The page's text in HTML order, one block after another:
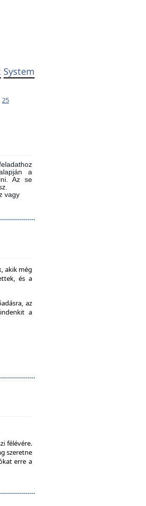
System
25
a
Az se
vagy
akik még
és a
az
a
félévére.
szeretne
erre a